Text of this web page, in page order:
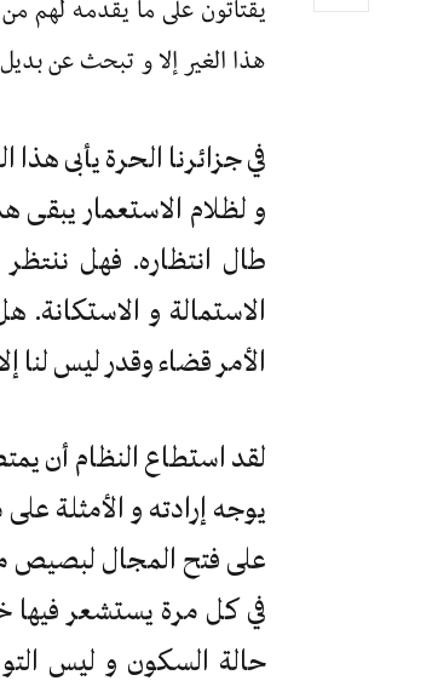
يقتاتون على ما يقدمه لهم
هذا الغير إلا و تبحث عن
في جزائرنا الحرة يأبى
و لظلام الاستعمار يبقى
الاستمالة و الاستكانة.
الأمر قضاء وقدر ليس لنا
لقد استطاع النظام أن
يوجه إرادته و الأمثلة
على فتح المجال لبصيص
في كل مرة يستشعر فيها
حالة السكون و ليس